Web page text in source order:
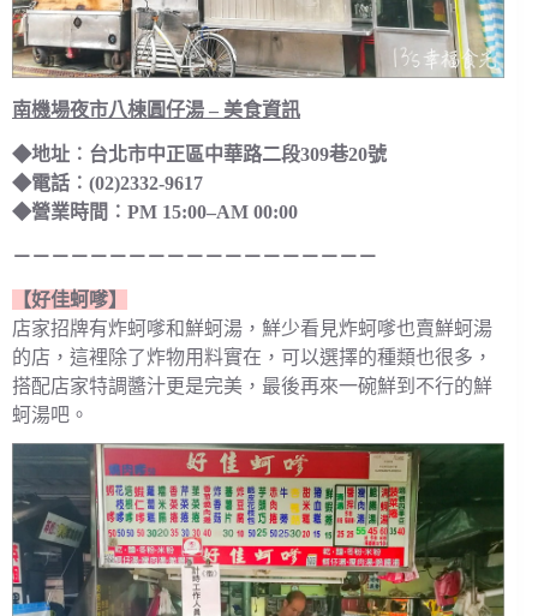
南機場夜市八棟圓仔湯 – 美食資訊
◆地址︰台北市中正區中華路二段309巷20號
◆電話︰(02)2332-9617
◆營業時間︰PM 15:00–AM 00:00
－－－－－－－－－－－－－－－－－－－
【好佳蚵嗲】
店家招牌有炸蚵嗲和鮮蚵湯，鮮少看見炸蚵嗲也賣鮮蚵湯
的店，這裡除了炸物用料實在，可以選擇的種類也很多，
搭配店家特調醬汁更是完美，最後再來一碗鮮到不行的鮮
蚵湯吧。